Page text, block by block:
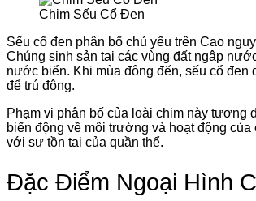
Chim Sếu Cổ Đen
Sếu cổ đen phân bố chủ yếu trên Cao
Chúng sinh sản tại các vùng đất ngập
nước biển. Khi mùa đông đến, sếu cổ
để trú đông.
Phạm vi phân bố của loài chim này tương
biến động về môi trường và hoạt động
với sự tồn tại của quần thể.
Đặc Điểm Ngoại Hình